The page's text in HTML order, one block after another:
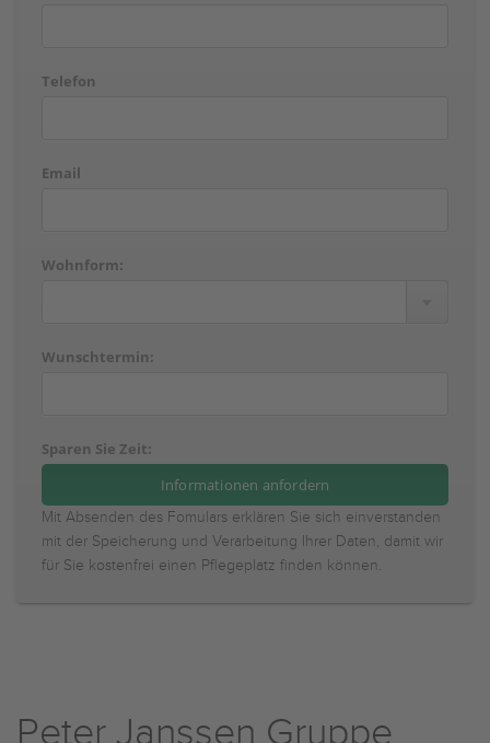
Telefon
Email
Wohnform:
Wunschtermin:
Sparen Sie Zeit:
Mit Absenden des Fomulars erklären Sie sich einverstanden
mit der Speicherung und Verarbeitung Ihrer Daten, damit wir
für Sie kostenfrei einen Pflegeplatz finden können.
Peter Janssen Gruppe